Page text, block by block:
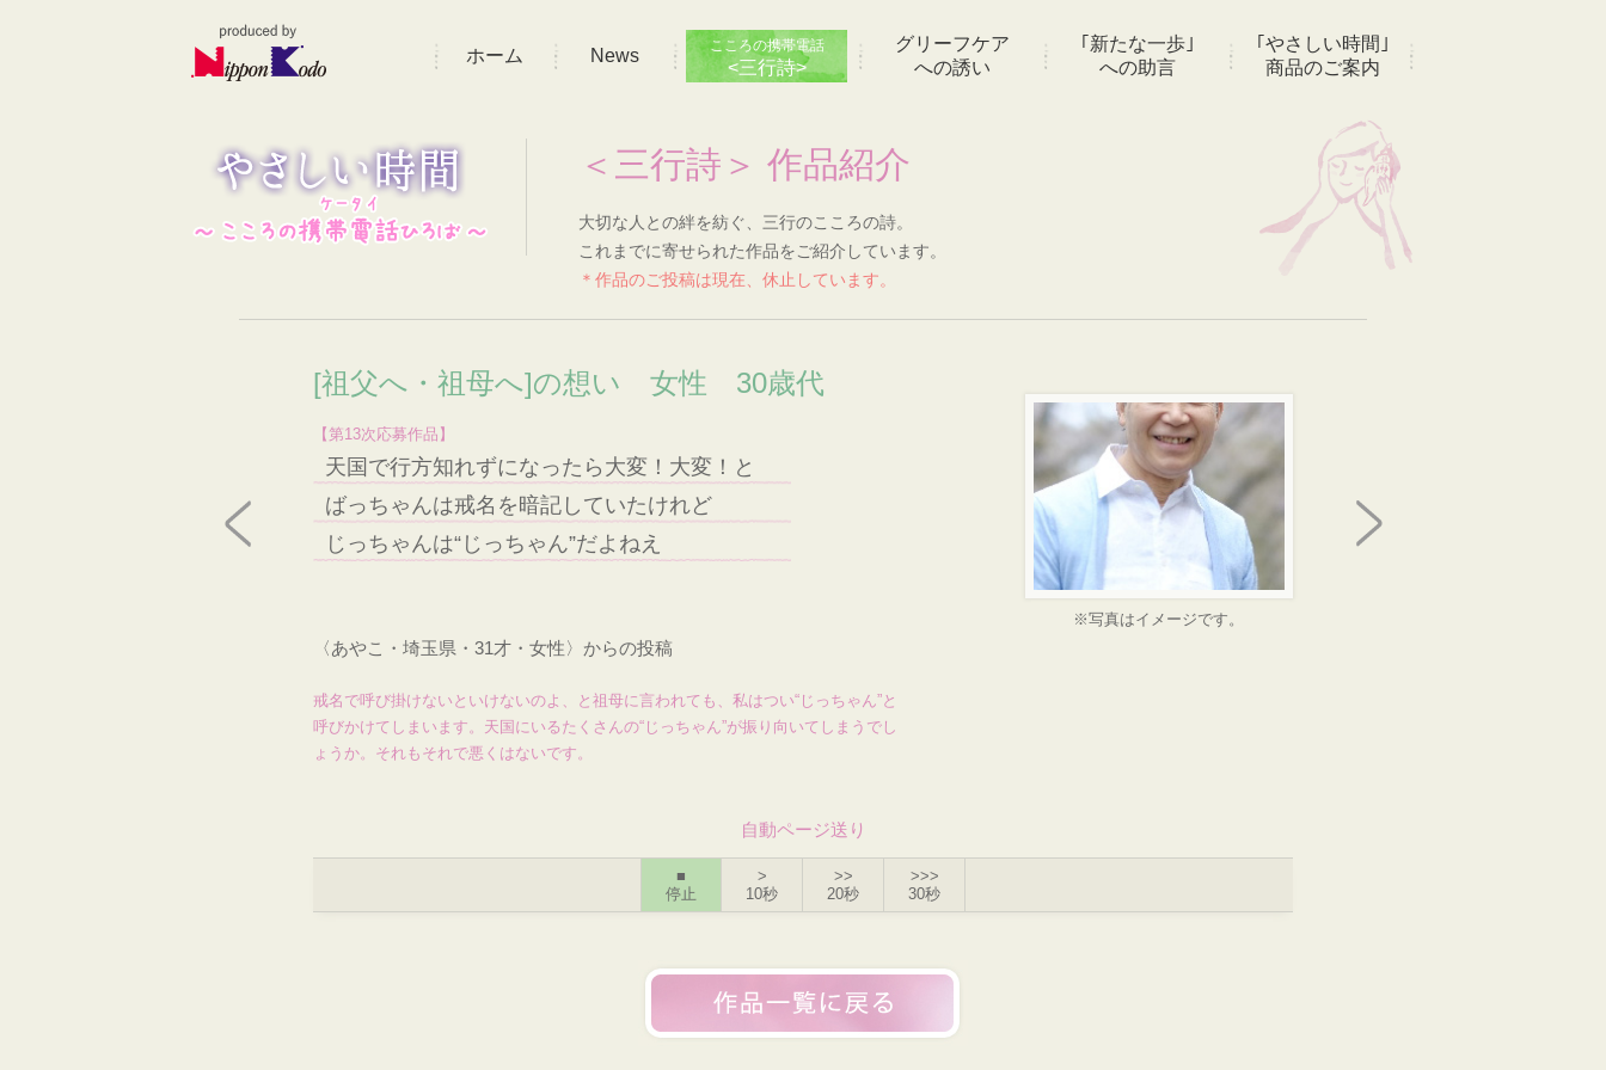
ホーム News こころの携帯電話
<三行詩>
グリーフケア
への誘い
｢新たな一歩｣
への助言
｢やさしい時間｣
商品のご案内
＜三行詩＞ 作品紹介
大切な人との絆を紡ぐ、三行のこころの詩。
これまでに寄せられた作品をご紹介しています。
＊作品のご投稿は現在、休止しています。
[祖父へ・祖母へ]の想い 女性 30歳代
【第13次応募作品】
天国で行方知れずになったら大変！大変！と
ばっちゃんは戒名を暗記していたけれど
じっちゃんは“じっちゃん”だよねえ
※写真はイメージです。
〈あやこ・埼玉県・31才・女性〉からの投稿
戒名で呼び掛けないといけないのよ、と祖母に言われても、私はつい“じっちゃん”と
呼びかけてしまいます。天国にいるたくさんの“じっちゃん”が振り向いてしまうでし
ょうか。それもそれで悪くはないです。
自動ページ送り
■
停止
>
10秒
>>
20秒
>>>
30秒